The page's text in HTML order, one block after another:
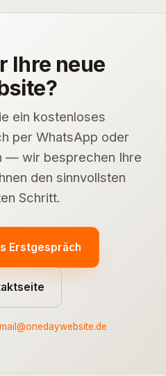
Ihre neue
ein kostenloses
per WhatsApp oder
— wir besprechen Ihre
den sinnvollsten
Schritt.
Erstgespräch
mail@onedaywebsite.de